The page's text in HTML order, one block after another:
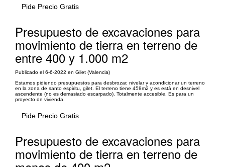
Pide Precio Gratis
Presupuesto de excavaciones para
movimiento de tierra en terreno de
entre 400 y 1.000 m2
Publicado el 6-6-2022 en Gilet (Valencia)
Estamos pidiendo presupuestos para desbrozar, nivelar y acondicionar un terreno
en la zona de santo espiritu, gilet. El terreno tiene 458m2 y es está en desnivel
ascendente (no es demasiado escarpado). Totalmente accesible. Es para un
proyecto de vivienda.
Pide Precio Gratis
Presupuesto de excavaciones para
movimiento de tierra en terreno de